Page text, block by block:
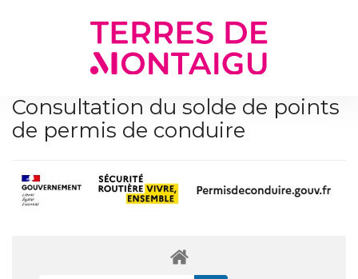
Consultation du solde de points
de permis de conduire